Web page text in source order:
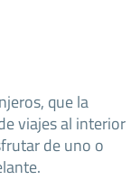
que la
viajes al interior
de uno o